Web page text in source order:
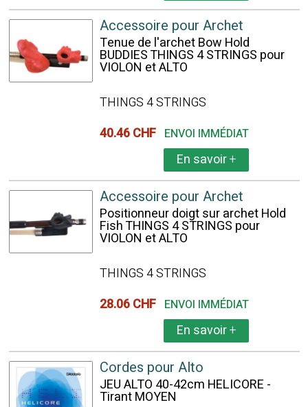
Accessoire pour Archet
Tenue de l'archet Bow Hold
BUDDIES THINGS 4 STRINGS pour
VIOLON et ALTO
THINGS 4 STRINGS
40.46 CHF ENVOI IMMÉDIAT
En savoir+
Accessoire pour Archet
Positionneur doigt sur archet Hold
Fish THINGS 4 STRINGS pour
VIOLON et ALTO
THINGS 4 STRINGS
28.06 CHF ENVOI IMMÉDIAT
En savoir+
Cordes pour Alto
JEU ALTO 40-42cm HELICORE -
Tirant MOYEN